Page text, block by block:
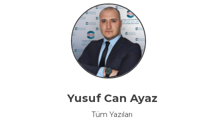
Yusuf Can Ayaz
Tüm Yazıları